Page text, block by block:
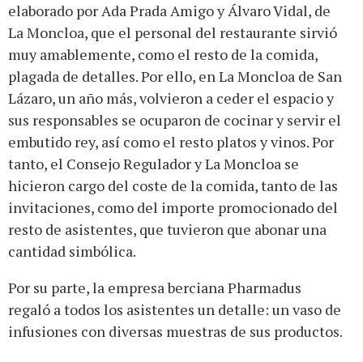
elaborado por Ada Prada Amigo y Álvaro Vidal, de
La Moncloa, que el personal del restaurante sirvió
muy amablemente, como el resto de la comida,
plagada de detalles. Por ello, en La Moncloa de San
Lázaro, un año más, volvieron a ceder el espacio y
sus responsables se ocuparon de cocinar y servir el
embutido rey, así como el resto platos y vinos. Por
tanto, el Consejo Regulador y La Moncloa se
hicieron cargo del coste de la comida, tanto de las
invitaciones, como del importe promocionado del
resto de asistentes, que tuvieron que abonar una
cantidad simbólica.
Por su parte, la empresa berciana Pharmadus
regaló a todos los asistentes un detalle: un vaso de
infusiones con diversas muestras de sus productos.